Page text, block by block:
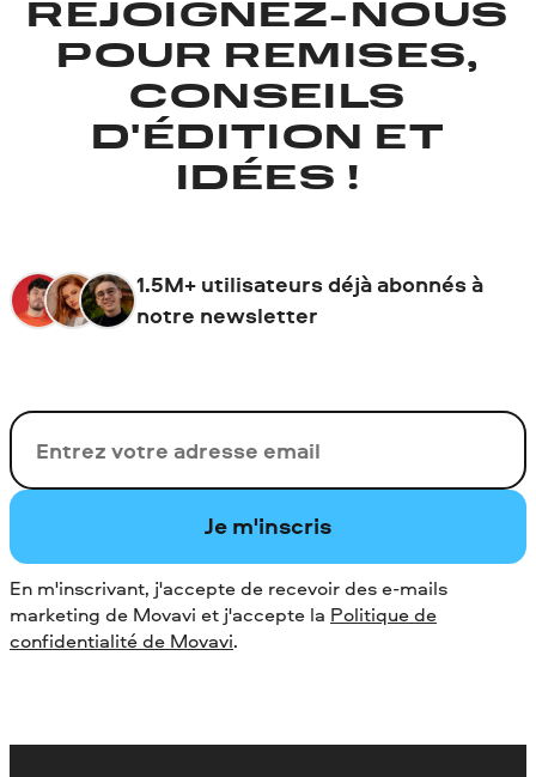
REJOIGNEZ-NOUS
POUR REMISES,
CONSEILS
D'ÉDITION ET
IDÉES !
1.5M+ utilisateurs déjà abonnés à
notre newsletter
Votre adresse de messagerie
Je m'inscris
En m'inscrivant, j'accepte de recevoir des e-mails
marketing de Movavi et j'accepte la Politique de
confidentialité de Movavi.